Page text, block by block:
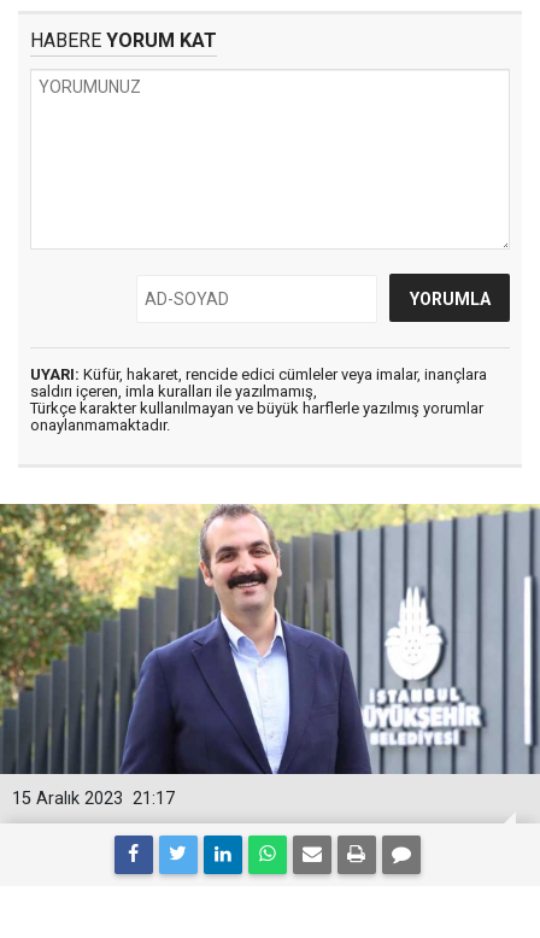
HABERE YORUM KAT
UYARI: Küfür, hakaret, rencide edici cümleler veya imalar, inançlara
saldırı içeren, imla kuralları ile yazılmamış,
Türkçe karakter kullanılmayan ve büyük harflerle yazılmış yorumlar
onaylanmamaktadır.
21:17
15 Aralık 2023